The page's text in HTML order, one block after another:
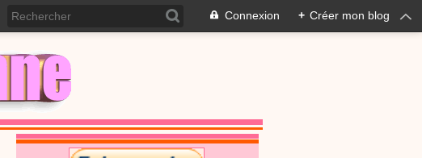
Connexion + Créer mon blog